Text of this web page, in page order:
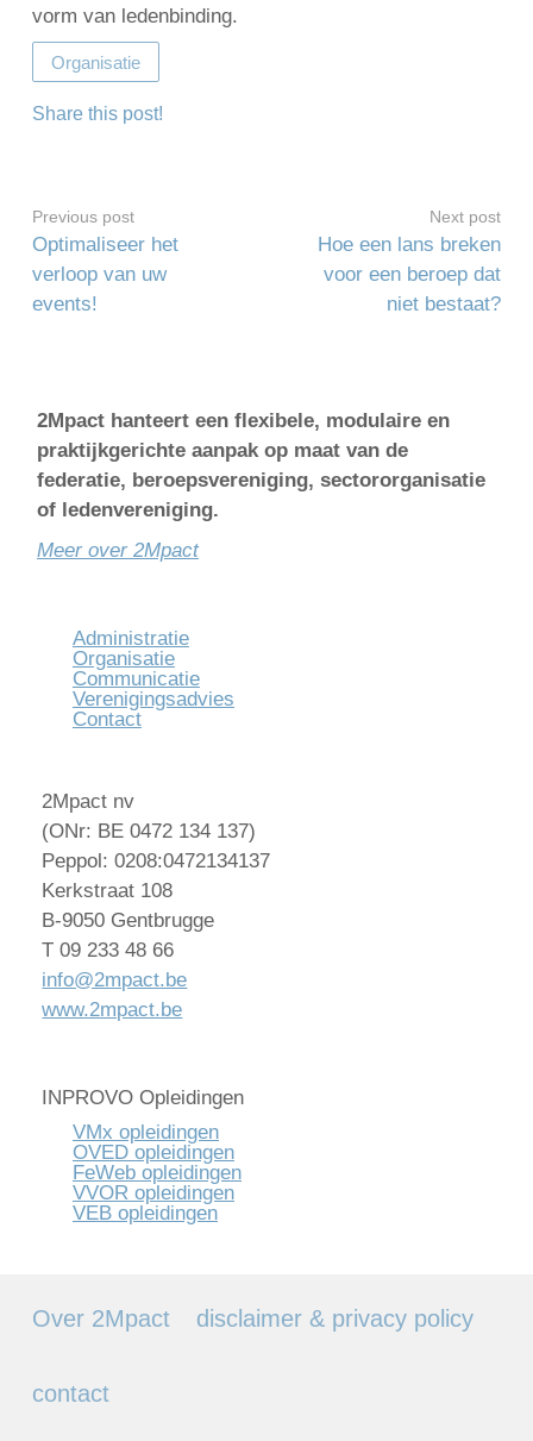
vorm van ledenbinding.
Organisatie
Share this post!
Previous post
Optimaliseer het
verloop van uw
events!
Next post
Hoe een lans breken
voor een beroep dat
niet bestaat?
2Mpact hanteert een flexibele, modulaire en
praktijkgerichte aanpak op maat van de
federatie, beroepsvereniging, sectororganisatie
of ledenvereniging.
Meer over 2Mpact
Administratie
Organisatie
Communicatie
Verenigingsadvies
Contact
2Mpact nv
(ONr: BE 0472 134 137)
Peppol: 0208:0472134137
Kerkstraat 108
B-9050 Gentbrugge
T 09 233 48 66
info@2mpact.be
www.2mpact.be
INPROVO Opleidingen
VMx opleidingen
OVED opleidingen
FeWeb opleidingen
VVOR opleidingen
VEB opleidingen
Over 2Mpact disclaimer & privacy policy
contact